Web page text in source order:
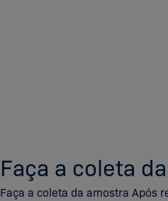
Faça a coleta
Faça a coleta da amostra Após